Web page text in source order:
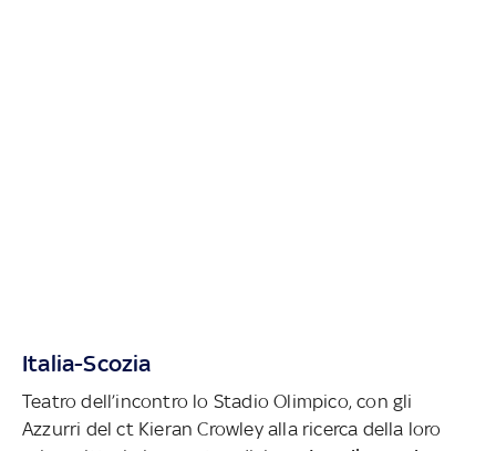
Italia-Scozia
Teatro dell’incontro lo Stadio Olimpico, con gli
Azzurri del ct Kieran Crowley alla ricerca della loro